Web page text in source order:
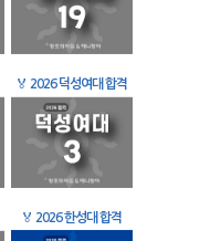
🏅 2026 덕성여대 합격
🏅 2026 한성대 합격